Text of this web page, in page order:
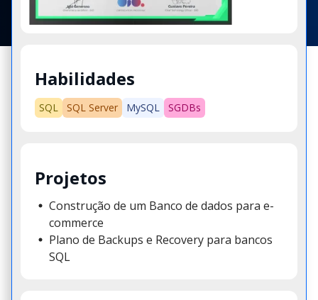
Habilidades
SQL SQL Server MySQL SGDBs
Projetos
Construção de um Banco de dados para e-
commerce
Plano de Backups e Recovery para bancos
SQL